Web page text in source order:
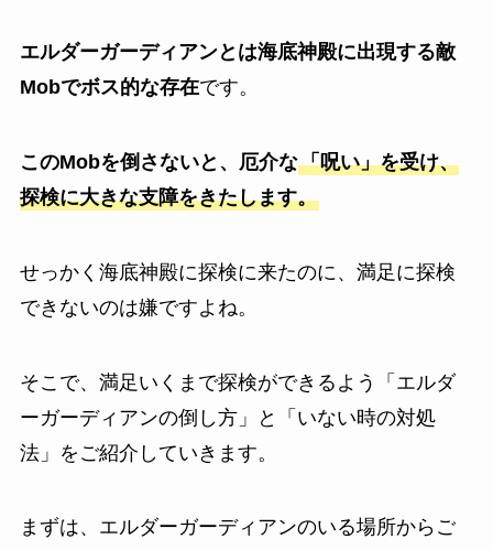
エルダーガーディアンとは海底神殿に出現する敵
Mobでボス的な存在です。
このMobを倒さないと、厄介な「呪い」を受け、
探検に大きな支障をきたします。
せっかく海底神殿に探検に来たのに、満足に探検
できないのは嫌ですよね。
そこで、満足いくまで探検ができるよう「エルダ
ーガーディアンの倒し方」と「いない時の対処
法」をご紹介していきます。
まずは、エルダーガーディアンのいる場所からご